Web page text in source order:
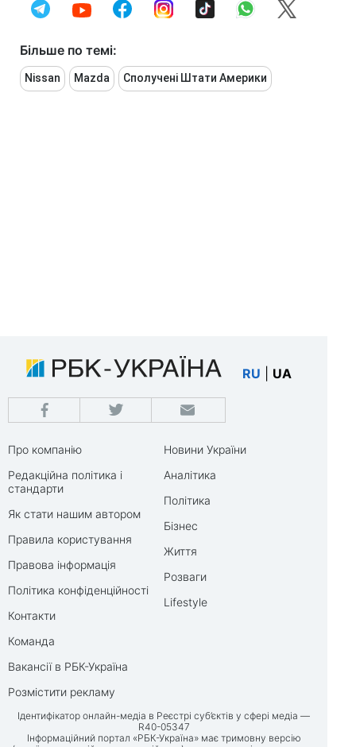
Більше по темі:
Nissan Mazda Сполучені Штати Америки
RU UA
Про компанію
Редакційна політика і
стандарти
Як стати нашим автором
Правила користування
Правова інформація
Політика конфіденційності
Контакти
Команда
Вакансії в РБК-Україна
Розмістити рекламу
Новини України
Аналітика
Політика
Бізнес
Життя
Розваги
Lifestyle
Ідентифікатор онлайн-медіа в Реєстрі суб’єктів у сфері медіа —
R40-05347
Інформаційний портал «РБК-Україна» має тримовну версію